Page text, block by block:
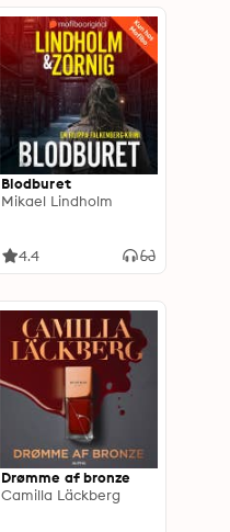
Blodburet
Mikael Lindholm
4.4
Drømme af bronze
Camilla Läckberg